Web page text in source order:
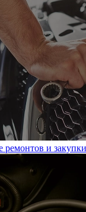
и закупки